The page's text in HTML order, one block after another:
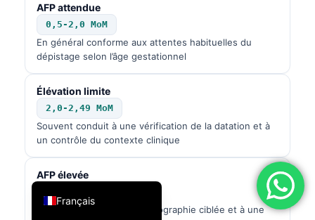
AFP attendue
0,5-2,0 MoM
En général conforme aux attentes habituelles du
dépistage selon l’âge gestationnel
Élévation limite
2,0-2,49 MoM
Souvent conduit à une vérification de la datation et à
un contrôle du contexte clinique
AFP élevée
En général mène à une échographie ciblée et à une
Français
English
Deutsch
العربية
עִבְרִית
Italiano
Español
Português
Ελληνικά